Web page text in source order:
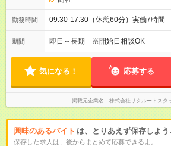
勤務時間 09:30-17:30（休憩60分）実働7時間
期間 即日～長期 ※開始日相談OK
気になる！ 応募する
掲載元企業名 株式会社リクルートスタ
興味のあるバイト は、とりあえず保存しよう
保存した求人は、後からまとめて応募できるよ。